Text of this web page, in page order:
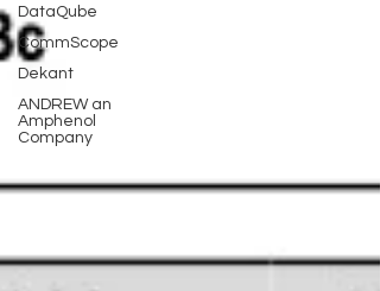
DataQube
CommScope
Dekant
ANDREW an
Amphenol
Company